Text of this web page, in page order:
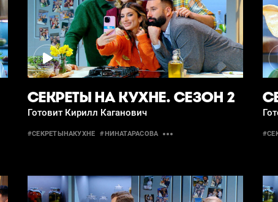
СЕКРЕТЫ НА КУХНЕ. СЕЗОН 2
Готовит Кирилл Каганович
#СЕКРЕТЫНАКУХНЕ #НИНАТАРАСОВА